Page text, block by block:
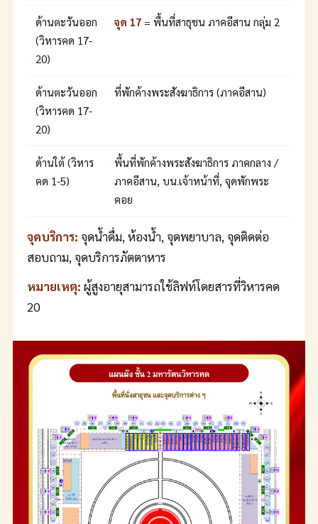
ด้านตะวันออก
(วิหารคด 17-
20)
จุด 17 = พื้นที่สาธุชน ภาคอีสาน กลุ่ม 2
ด้านตะวันออก
(วิหารคด 17-
20)
ที่พักค้างพระสังฆาธิการ (ภาคอีสาน)
ด้านใต้ (วิหาร
คด 1-5)
พื้นที่พักค้างพระสังฆาธิการ ภาคกลาง /
ภาคอีสาน, บน.เจ้าหน้าที่, จุดพักพระ
คอย
จุดบริการ: จุดน้ำดื่ม, ห้องน้ำ, จุดพยาบาล, จุดติดต่อ
สอบถาม, จุดบริการภัตตาหาร
หมายเหตุ: ผู้สูงอายุสามารถใช้ลิฟท์โดยสารที่วิหารคด
20